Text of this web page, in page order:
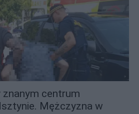
centrum
Mężczyzna w